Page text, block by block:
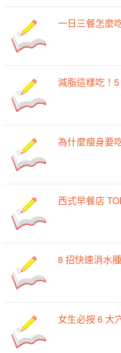
一日三餐怎麼
減脂這樣吃！
為什麼瘦身要
西式早餐店
8 招快速消水
女生必按 6 大